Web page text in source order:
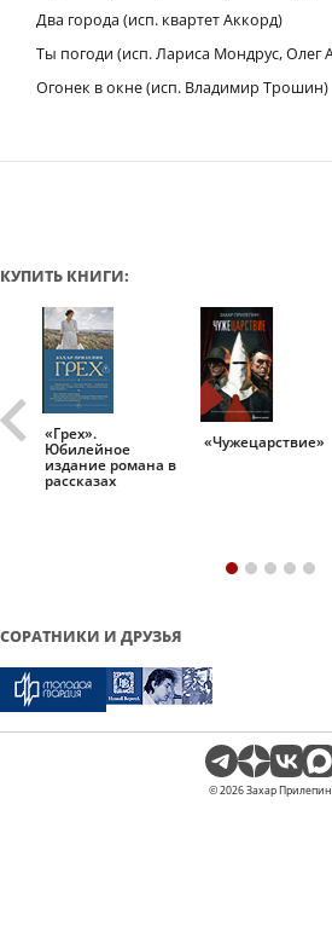
Два города (исп. квартет Аккорд)
Огонек в окне (исп. Владимир Трошин)
КУПИТЬ КНИГИ:
«Грех».
Юбилейное
издание романа в
рассказах
«Чужецарствие»
СОРАТНИКИ И ДРУЗЬЯ
© 2026 Захар Прилепин